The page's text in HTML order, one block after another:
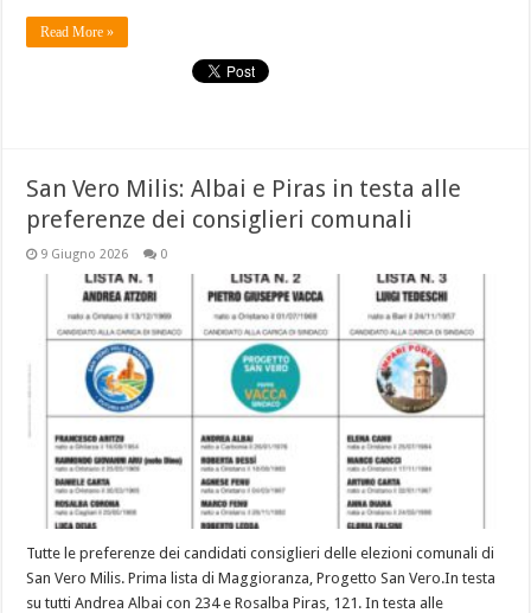
Read More »
San Vero Milis: Albai e Piras in testa alle
preferenze dei consiglieri comunali
9 Giugno 2026 0
Tutte le preferenze dei candidati consiglieri delle elezioni comunali di
San Vero Milis. Prima lista di Maggioranza, Progetto San Vero.In testa
su tutti Andrea Albai con 234 e Rosalba Piras, 121. In testa alle